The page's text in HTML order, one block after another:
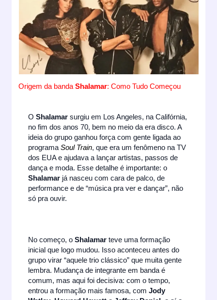
Origem da bandaShalamar: Como Tudo Começou
OShalamar surgiu em Los Angeles, na Califórnia,
no fim dos anos 70, bem no meio da era disco. A
ideia do grupo ganhou força com gente ligada ao
programaSoul Train, que era um fenômeno na TV
dos EUA e ajudava a lançar artistas, passos de
dança e moda. Esse detalhe é importante: o
Shalamar já nasceu com cara de palco, de
performance e de “música pra ver e dançar”, não
só pra ouvir.
No começo, oShalamar teve uma formação
inicial que logo mudou. Isso aconteceu antes do
grupo virar “aquele trio clássico” que muita gente
lembra. Mudança de integrante em banda é
comum, mas aqui foi decisiva: com o tempo,
entrou a formação mais famosa, comJody